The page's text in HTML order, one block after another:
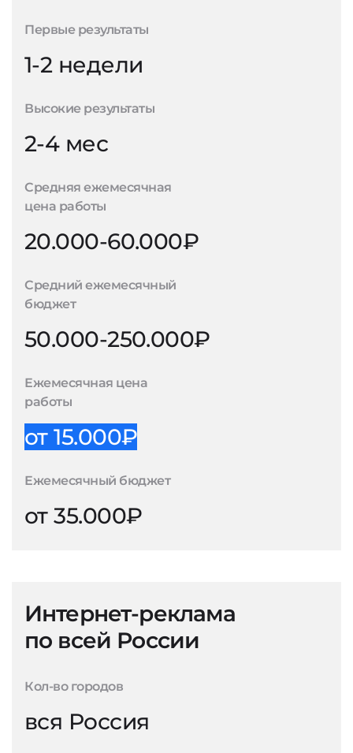
Первые результаты
1-2 недели
Высокие результаты
2-4 мес
Средняя ежемесячная
цена работы
20.000-60.000₽
Средний ежемесячный
бюджет
50.000-250.000₽
Ежемесячная цена
работы
от 15.000₽
Ежемесячный бюджет
от 35.000₽
Интернет-реклама
по всей России
Кол-во городов
вся Россия